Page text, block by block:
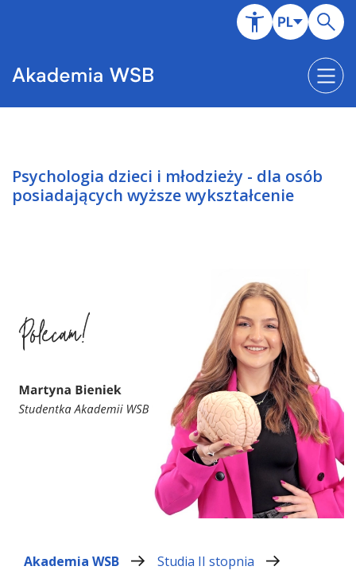
Psychologia dzieci i młodzieży - dla osób
posiadających wyższe wykształcenie
Akademia WSB
Studia II stopnia